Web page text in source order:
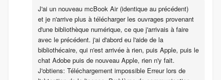
J'ai un nouveau mcBook Air (identique au précédent)
et je n'arrive plus à télécharger les ouvrages provenant
d'une bibliothèque numérique, ce que j'arrivais à faire
avec le précédent. j'ai d'abord eu l'aide de la
bibliothécaire, qui n'est arrivée à rien, puis Apple, puis le
chat Adobe puis de nouveau Apple, rien n'y fait.
J'obtiens: Téléchargement impossible Erreur lors de